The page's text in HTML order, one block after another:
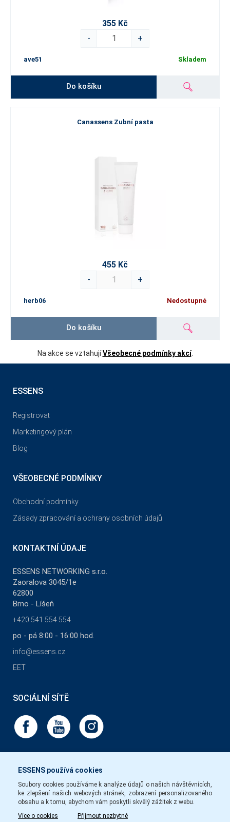
355 Kč
-
+
ave51 Skladem
Do košíku
Canassens Zubní pasta
455 Kč
-
+
herb06 Nedostupné
Do košíku
Na akce se vztahujíVšeobecné podmínky akcí.
ESSENS používá cookies
Soubory cookies používáme k analýze údajů o našich návštěvnících,
ke zlepšení našich webových stránek, zobrazení personalizovaného
obsahu a k tomu, abychom vám poskytli skvělý zážitek z webu.
Více o cookies
Přijmout nezbytné
ESSENS
Registrovat
Marketingový plán
Blog
VŠEOBECNÉ PODMÍNKY
Obchodní podmínky
Zásady zpracování a ochrany osobních údajů
KONTAKTNÍ ÚDAJE
ESSENS NETWORKING s.r.o.
Zaoralova 3045/1e
62800
Brno - Líšeň
+420 541 554 554
po - pá 8:00 - 16:00 hod.
info@essens.cz
EET
SOCIÁLNÍ SÍTĚ